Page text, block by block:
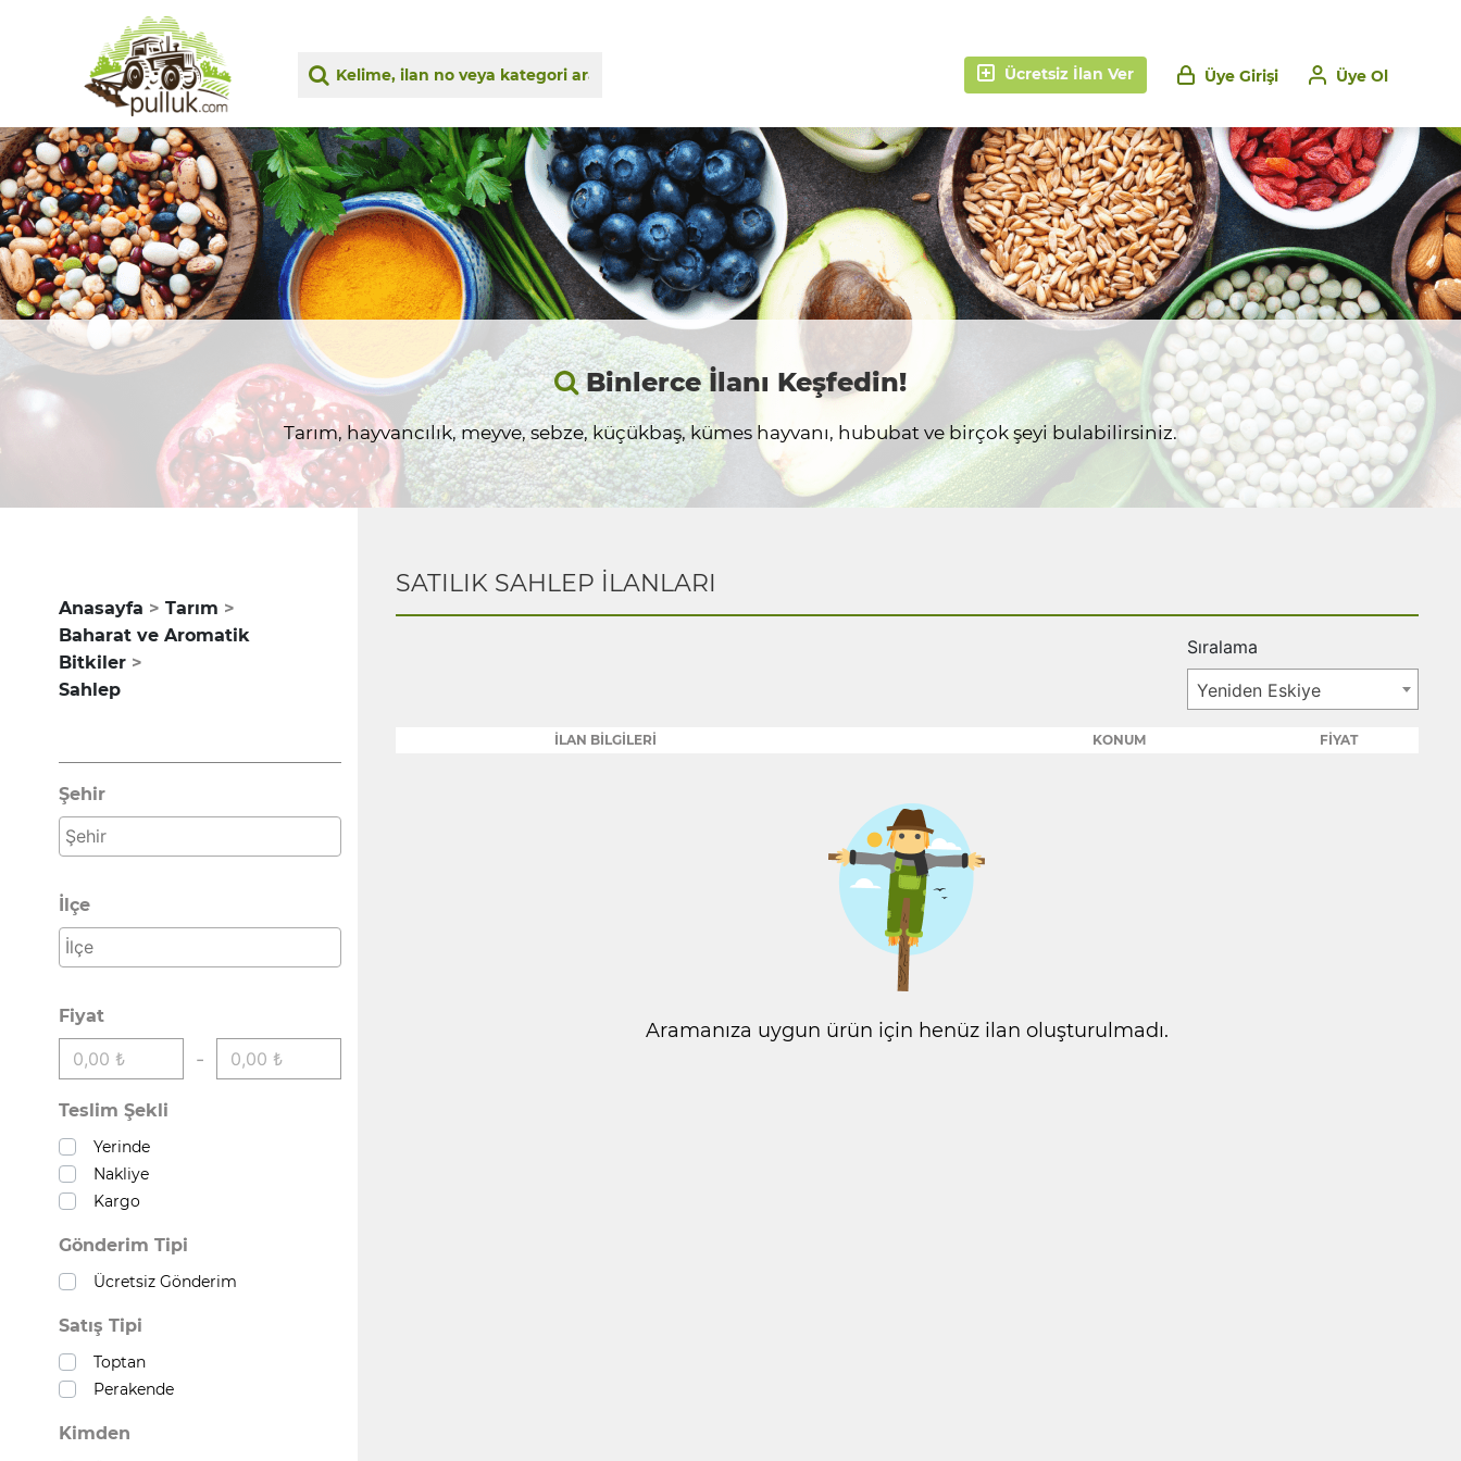
Üye Ol
Üye Girişi
Ücretsiz İlan Ver
Binlerce İlanı Keşfedin!
Tarım, hayvancılık, meyve, sebze, küçükbaş, kümes hayvanı, hububat ve birçok şeyi bulabilirsiniz.
Anasayfa
Tarım
Baharat ve Aromatik
Bitkiler
Sahlep
Şehir
İlçe
Fiyat
-
Teslim Şekli
Yerinde
Nakliye
Kargo
Gönderim Tipi
Ücretsiz Gönderim
Satış Tipi
Toptan
Perakende
Kimden
SATILIK SAHLEP İLANLARI
Sıralama
Yeniden Eskiye
İLAN BİLGİLERİ KONUM FİYAT
Aramanıza uygun ürün için henüz ilan oluşturulmadı.